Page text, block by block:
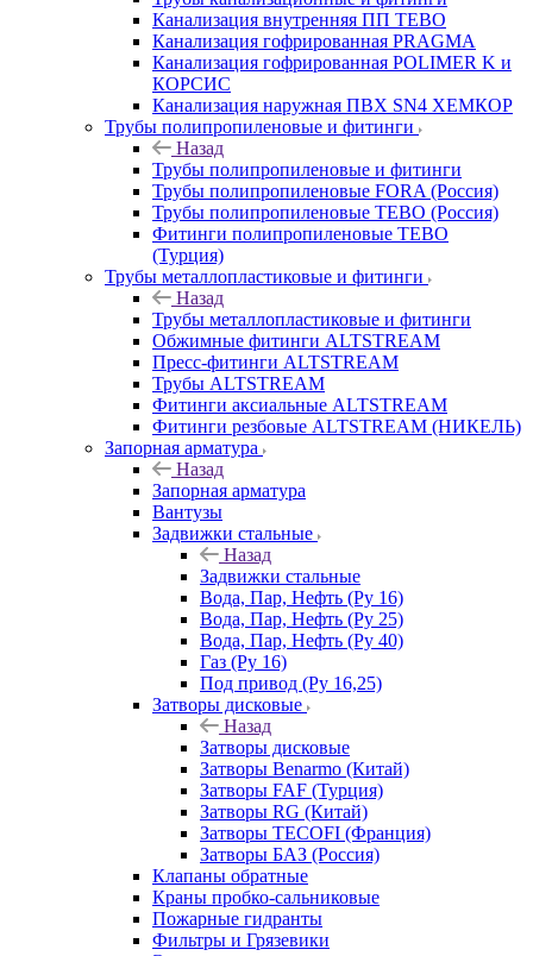
Канализация внутренняя ПП TEBO
Канализация гофрированная PRAGMA
Канализация гофрированная POLIMER K и
КОРСИС
Канализация наружная ПВХ SN4 ХЕМКОР
Трубы полипропиленовые и фитинги
Назад
Трубы полипропиленовые и фитинги
Трубы полипропиленовые FORA (Россия)
Трубы полипропиленовые TEBO (Россия)
Фитинги полипропиленовые TEBO
(Турция)
Трубы металлопластиковые и фитинги
Назад
Трубы металлопластиковые и фитинги
Обжимные фитинги ALTSTREAM
Пресс-фитинги ALTSTREAM
Трубы ALTSTREAM
Фитинги аксиальные ALTSTREAM
Фитинги резбовые ALTSTREAM (НИКЕЛЬ)
Запорная арматура
Назад
Запорная арматура
Вантузы
Задвижки стальные
Назад
Задвижки стальные
Вода, Пар, Нефть (Ру 16)
Вода, Пар, Нефть (Ру 25)
Вода, Пар, Нефть (Ру 40)
Газ (Ру 16)
Под привод (Ру 16,25)
Затворы дисковые
Назад
Затворы дисковые
Затворы Benarmo (Китай)
Затворы FAF (Турция)
Затворы RG (Китай)
Затворы TECOFI (Франция)
Затворы БАЗ (Россия)
Клапаны обратные
Краны пробко-сальниковые
Пожарные гидранты
Фильтры и Грязевики